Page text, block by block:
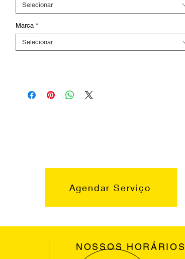
Selecionar
Marca *
Selecionar
Agendar Serviço
NOSSOS HORÁRIOS